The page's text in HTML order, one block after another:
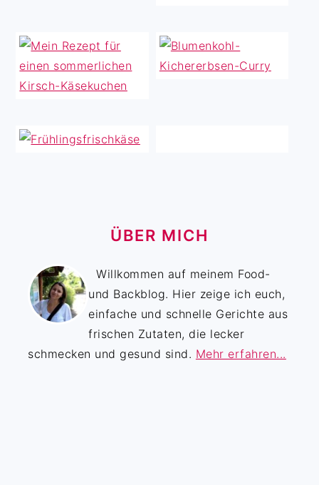
ÜBER MICH
Willkommen auf meinem Food-
und Backblog. Hier zeige ich euch,
einfache und schnelle Gerichte aus
frischen Zutaten, die lecker
schmecken und gesund sind. Mehr erfahren...